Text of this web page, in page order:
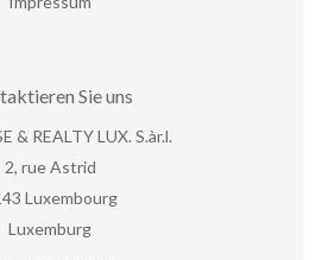
Sie uns
& REALTY LUX. S.àr.l.
2, rue Astrid
Luxembourg
Luxemburg